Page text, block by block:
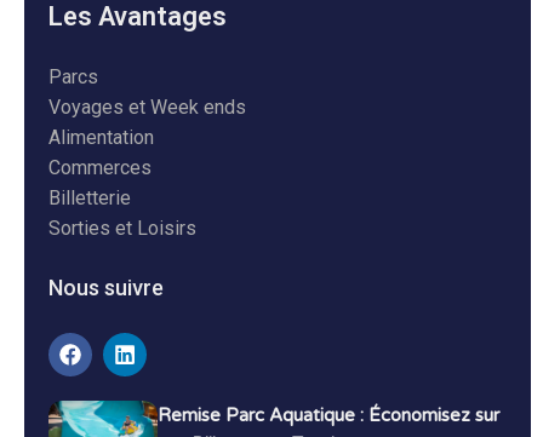
Les Avantages
Parcs
Voyages et Week ends
Alimentation
Commerces
Billetterie
Sorties et Loisirs
Nous suivre
Remise Parc Aquatique : Économisez sur